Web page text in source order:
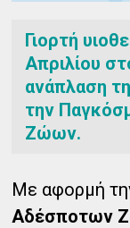
Γιορτή
Απριλίου
ανάπλαση
την
Ζώων.
Με αφορμή
Αδέσποτων